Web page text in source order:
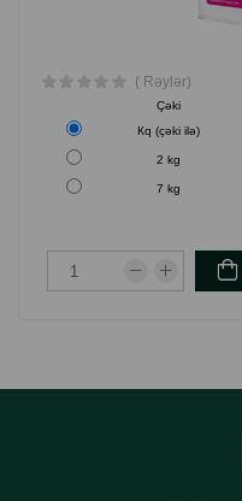
( Rəylər)
Çəki
Кq (çəki ilə)
2 kg
7 kg